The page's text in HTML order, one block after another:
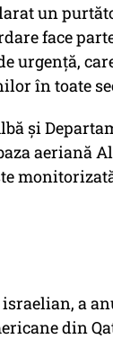
un
face
urgență,
în toate
și
aeriană
a
din